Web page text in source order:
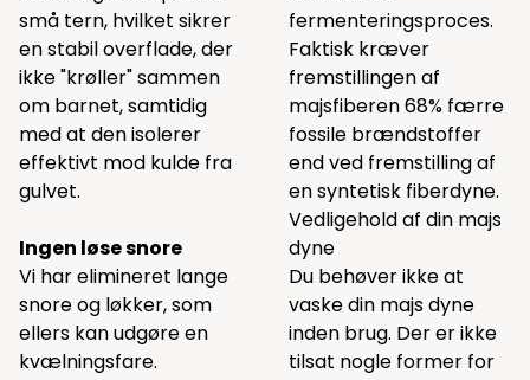
små tern, hvilket sikrer
en stabil overflade, der
ikke "krøller" sammen
om barnet, samtidig
med at den isolerer
effektivt mod kulde fra
gulvet.
Ingen løse snore
Vi har elimineret lange
snore og løkker, som
ellers kan udgøre en
kvælningsfare.
fermenteringsproces.
Faktisk kræver
fremstillingen af
majsfiberen 68% færre
fossile brændstoffer
end ved fremstilling af
en syntetisk fiberdyne.
Vedligehold af din majs
dyne
Du behøver ikke at
vaske din majs dyne
inden brug. Der er ikke
tilsat nogle former for